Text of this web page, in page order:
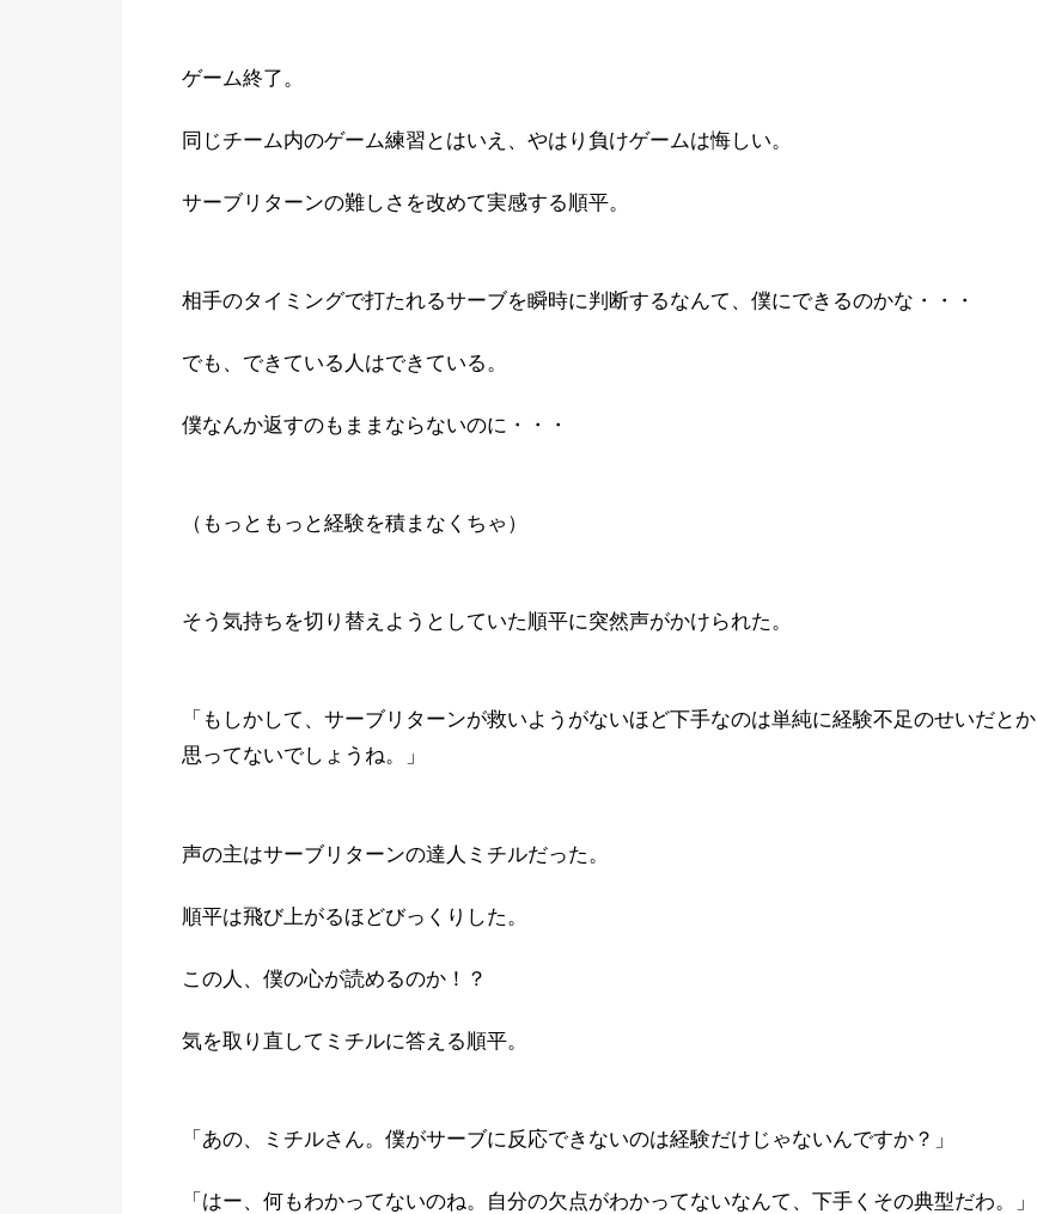
ゲーム終了。
同じチーム内のゲーム練習とはいえ、やはり負けゲームは悔しい。
サーブリターンの難しさを改めて実感する順平。
相手のタイミングで打たれるサーブを瞬時に判断するなんて、僕にできるのかな・・・
でも、できている人はできている。
僕なんか返すのもままならないのに・・・
（もっともっと経験を積まなくちゃ）
そう気持ちを切り替えようとしていた順平に突然声がかけられた。
「もしかして、サーブリターンが救いようがないほど下手なのは単純に経験不足のせいだとか
思ってないでしょうね。」
声の主はサーブリターンの達人ミチルだった。
順平は飛び上がるほどびっくりした。
この人、僕の心が読めるのか！？
気を取り直してミチルに答える順平。
「あの、ミチルさん。僕がサーブに反応できないのは経験だけじゃないんですか？」
「はー、何もわかってないのね。自分の欠点がわかってないなんて、下手くその典型だわ。」